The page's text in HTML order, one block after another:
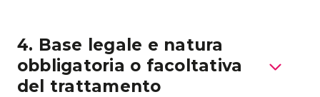
4. Base legale e natura
obbligatoria o facoltativa
del trattamento